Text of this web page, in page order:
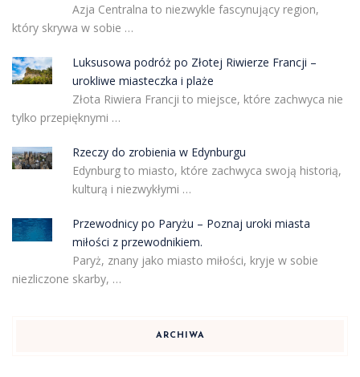
Azja Centralna to niezwykle fascynujący region,
który skrywa w sobie …
Luksusowa podróż po Złotej Riwierze Francji –
urokliwe miasteczka i plaże
Złota Riwiera Francji to miejsce, które zachwyca nie
tylko przepięknymi …
Rzeczy do zrobienia w Edynburgu
Edynburg to miasto, które zachwyca swoją historią,
kulturą i niezwykłymi …
Przewodnicy po Paryżu – Poznaj uroki miasta
miłości z przewodnikiem.
Paryż, znany jako miasto miłości, kryje w sobie
niezliczone skarby, …
ARCHIWA